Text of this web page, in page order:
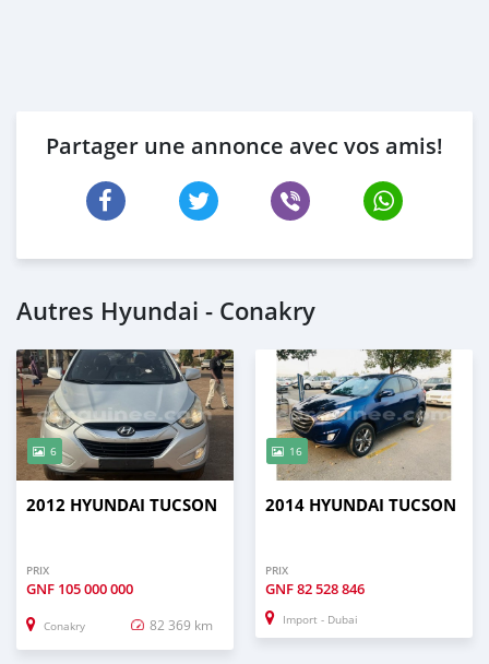
Partager une annonce avec vos amis!
Autres Hyundai - Conakry
6
2012 HYUNDAI TUCSON
PRIX
GNF 105 000 000
Conakry 82 369 km
16
2014 HYUNDAI TUCSON
PRIX
GNF82 528 846
Import - Dubai